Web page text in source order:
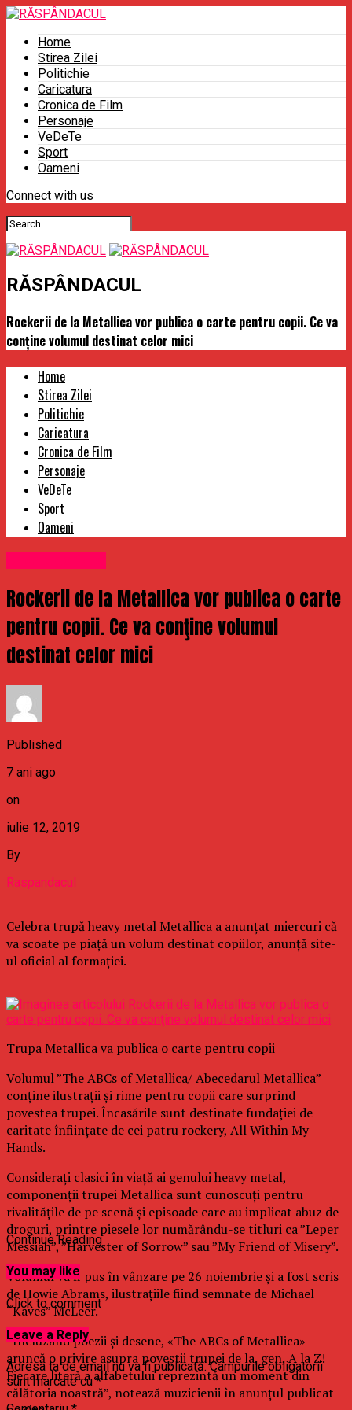
Home
Stirea Zilei
Politichie
Caricatura
Cronica de Film
Personaje
VeDeTe
Sport
Oameni
Connect with us
RĂSPÂNDACUL
Rockerii de la Metallica vor publica o carte pentru copii. Ce va
conţine volumul destinat celor mici
Home
Stirea Zilei
Politichie
Caricatura
Cronica de Film
Personaje
VeDeTe
Sport
Oameni
Rockerii de la Metallica vor publica o carte
pentru copii. Ce va conţine volumul
destinat celor mici
Published
7 ani ago
on
iulie 12, 2019
By
Raspandacul
Celebra trupă heavy metal Metallica a anunţat miercuri că
va scoate pe piaţă un volum destinat copiilor, anunţă site-
ul oficial al formaţiei.
Trupa Metallica va publica o carte pentru copii
Volumul ”The ABCs of Metallica/ Abecedarul Metallica”
conţine ilustraţii şi rime pentru copii care surprind
povestea trupei. Încasările sunt destinate fundaţiei de
caritate înfiinţate de cei patru rockery, All Within My
Hands.
Consideraţi clasici în viaţă ai genului heavy metal,
componenţii trupei Metallica sunt cunoscuţi pentru
rivalităţile de pe scenă şi episoade care au implicat abuz de
droguri, printre piesele lor numărându-se titluri ca ”Leper
Messiah”, ”Harvester of Sorrow” sau ”My Friend of Misery”.
Volumul va fi pus în vânzare pe 26 noiembrie şi a fost scris
de Howie Abrams, ilustraţiile fiind semnate de Michael
“Kaves” McLeer.
“Incluzând poezii şi desene, «The ABCs of Metallica»
aruncă o privire asupra poveştii trupei de la, gen, A la Z!
Fiecare literă a alfabetului reprezintă un moment din
călătoria noastră”, notează muzicienii în anunţul publicat
Continue Reading
You may like
Click to comment
Leave a Reply
Adresa ta de email nu va fi publicată. Câmpurile obligatorii
sunt marcate cu*